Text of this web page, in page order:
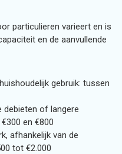
particulieren varieert en is
en de aanvullende
gebruik: tussen
of langere
en €800
afhankelijk van de
tot €2.000